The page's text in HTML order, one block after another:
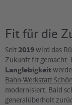
Fit für die
Seit 2019wird das
Zukunft fit gemacht.
Langlebigkeit
Bahn-Werkstatt
modernisiert. Bald
generalüberholt